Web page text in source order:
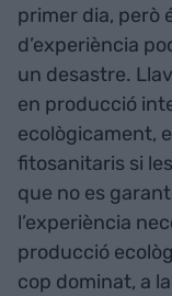
primer dia, però
d’experiència
un desastre.
en producció
ecològicament,
fitosanitaris si
que no es
l’experiència
producció
cop dominat, a